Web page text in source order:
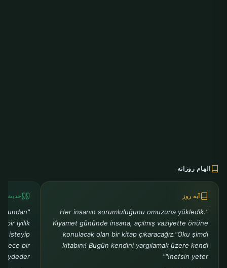
الهام روزانه
آیه روز
"Her insanın sorumluluğunu omuzuna yükledik.
Kıyamet gününde insana, açılmış vaziyette önüne
konulacak olan bir kitap çıkaracağız."Oku şimdi
kitabını! Bugün kendini yargılamak üzere kendi
nefsin yeter!""
حدیث
bundan
bir iyilik
isteyip
bir